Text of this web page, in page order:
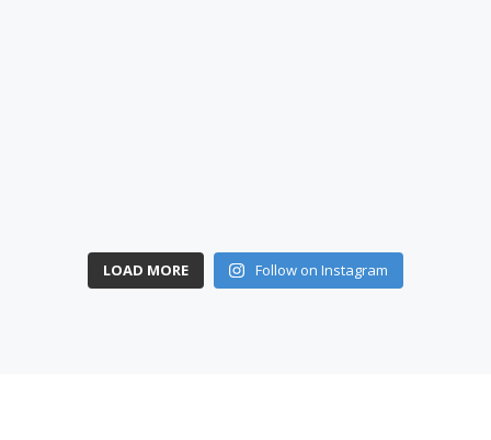
LOAD MORE Follow on Instagram